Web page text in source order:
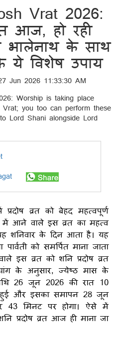
Vrat 2026:
आज, हो रही
के साथ
ये विशेष उपाय
Jun 2026 11:33:30 AM
प्रदोष व्रत को बेहद महत्वपूर्ण
में आने वाले इस व्रत का महत्व
शनिवार के दिन आता है। यह
को समर्पित माना जाता
इस व्रत को शनि प्रदोष व्रत
के अनुसार, ज्येष्ठ मास के
26 जून 2026 की रात 10
और इसका समापन 28 जून
43 मिनट पर होगा। ऐसे में
प्रदोष व्रत आज ही माना जा